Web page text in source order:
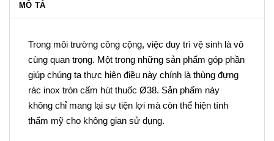
MÔ TẢ
Trong môi trường công cộng, việc duy trì vệ sinh là vô
cùng quan trọng. Một trong những sản phẩm góp phần
giúp chúng ta thực hiện điều này chính là thùng đựng
rác inox tròn cấm hút thuốc Ø38. Sản phẩm này
không chỉ mang lại sự tiện lợi mà còn thể hiện tính
thẩm mỹ cho không gian sử dụng.